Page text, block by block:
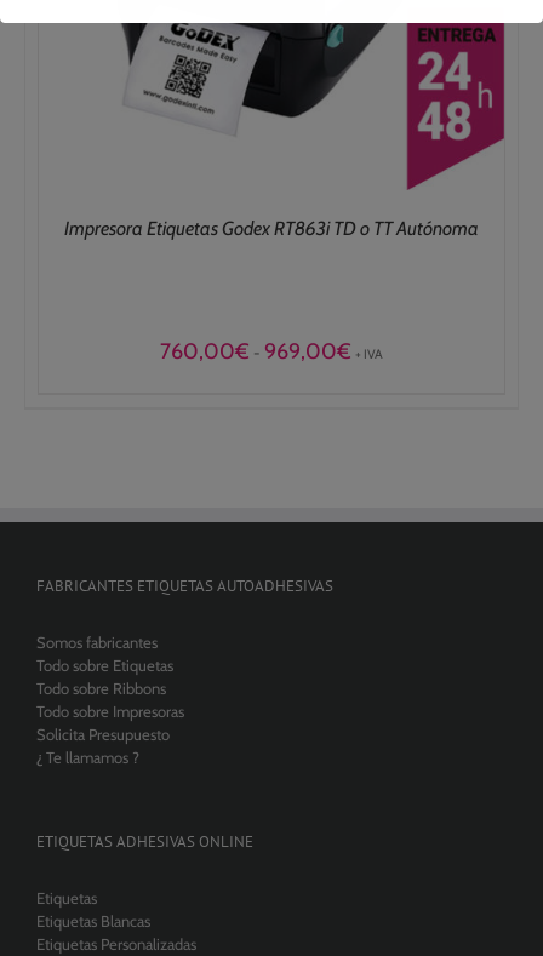
Impresora Etiquetas Godex RT863i TD o TT Autónoma
760,00€ - 969,00€ Rango
+ IVA
FABRICANTES ETIQUETAS AUTOADHESIVAS
Somos fabricantes
Todo sobre Etiquetas
Todo sobre Ribbons
Todo sobre Impresoras
Solicita Presupuesto
¿ Te llamamos ?
ETIQUETAS ADHESIVAS ONLINE
Etiquetas
Etiquetas Blancas
Etiquetas Personalizadas